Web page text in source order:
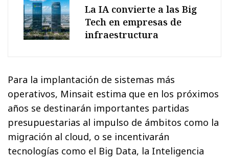
La IA convierte a las Big
Tech en empresas de
infraestructura
Para la implantación de sistemas más
operativos, Minsait estima que en los próximos
años se destinarán importantes partidas
presupuestarias al impulso de ámbitos como la
migración al cloud, o se incentivarán
tecnologías como el Big Data, la Inteligencia